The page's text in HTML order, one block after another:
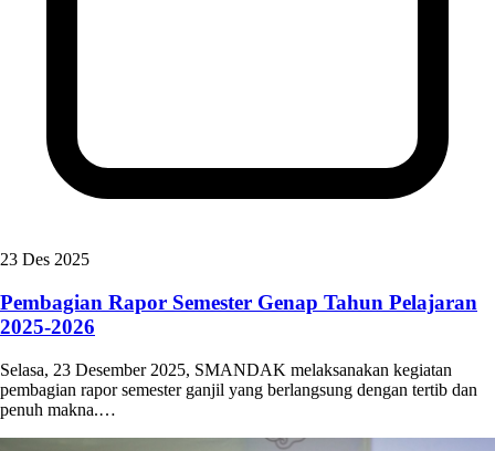
23 Des 2025
Pembagian Rapor Semester Genap Tahun Pelajaran
2025-2026
Selasa, 23 Desember 2025, SMANDAK melaksanakan kegiatan
pembagian rapor semester ganjil yang berlangsung dengan tertib dan
penuh makna.…